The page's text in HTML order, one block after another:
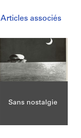
Articles associés
Sans nostalgie